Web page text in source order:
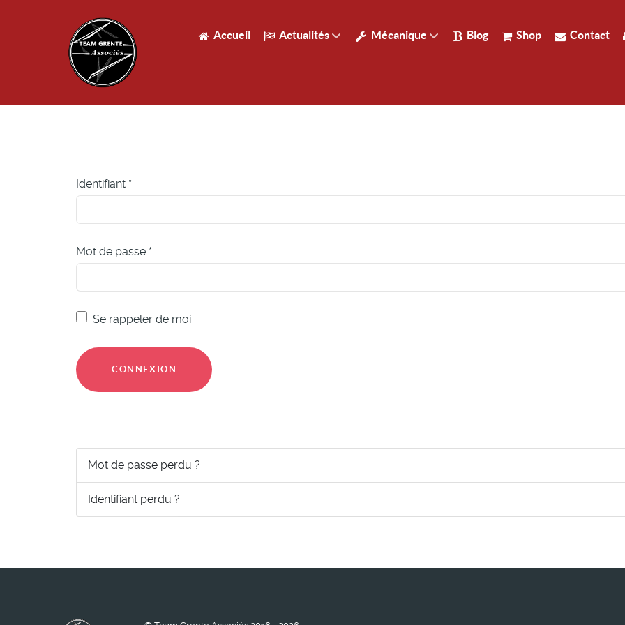
Accueil Actualités Mécanique Blog Shop Contact
Identifiant *
Mot de passe *
Se rappeler de moi
CONNEXION
Mot de passe perdu ?
Identifiant perdu ?